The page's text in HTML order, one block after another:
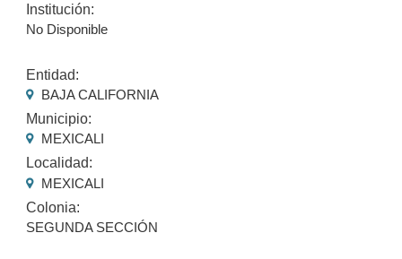
Institución:
No Disponible
Entidad:
BAJA CALIFORNIA
Municipio:
MEXICALI
Localidad:
MEXICALI
Colonia:
SEGUNDA SECCIÓN